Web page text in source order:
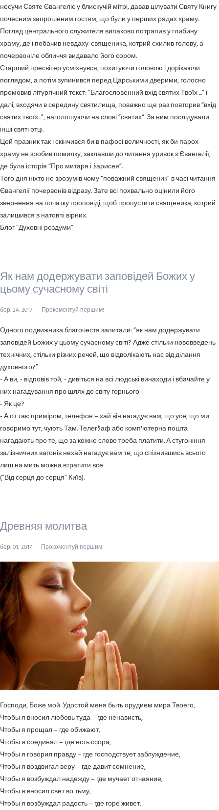
несучи Святе Євангеліє у блискучій мітрі, давав цілувати Святу Книгу
почесним запрошеним гостям, що були у перших рядах храму.
Погляд центрального служителя випаково потрапив у глибину
храму, де і побачив невдаху-священика, котрий схилив голову, а
почервоніле обличчя видавало його сором.
Старший пресвітер усміхнувся, похитуючи головою і дорікаючи
поглядом, а потім зупинився перед Царськими дверими, голосно
промовив літургічний текст: “Благословенний вхід святих Твоїх ...” і
далі, входячи в середину святилища, поважно ще раз повторив “вхід
святих твоїх...”, наголошуючи на слові “святих“. За ним послідували
інші святі отці.
Цей празник так і скінчився би в пафосі величності, як би парох
храму не зробив помилку, заклавши до читання уривок з Євангелії,
де була історія “Про митаря і ﾄарисея”.
Того дня ніхто не зрозумів чому “поважний священик” в часі читання
Євангелії почервонів відразу. Зате всі похвально оцінили його
звернення на початку проповіді, щоб пропустити священика, котрий
залишився в натовпі вірних.
Блог “Духовні роздуми”
Як нам додержувати заповідей Божих у
цьому сучасному світі
бер. 24, 2017 Прокоментуй першим!
Одного подвижника благочестя запитали: “як нам додержувати
заповідей Божих у цьому сучасному світі? Адже стільки нововведень
технічних, стільки різних речей, що відволікають нас від ділання
духовного?”
- А ви, - відповів той, - дивіться на всі людські винаходи і вбачайте у
них нагадування про шлях до світу горнього.
- Як це?
- А от так: приміром, телефон – хай він нагадує вам, що усе, що ми
говоримо тут, чують Там. Телегﾀаф або комп'ютерна пошта
нагадають про те, що за кожне слово треба платити. А стугоніння
залізничних вагонів нехай нагадує вам те, що спізнившись всього
лиш на мить можна втратити все
(“Від серця до серця” Київ).
Древняя молитва
бер. 01, 2017 Прокоментуй першим!
Господи, Боже мой. Удостой меня быть орудием мира Твоего,
Чтобы я вносил любовь туда – где ненависть,
Чтобы я прощал – где обижают,
Чтобы я соединял – где есть ссора,
Чтобы я говорил правду – где господствует заблуждение,
Чтобы я воздвигал веру – где давит сомнение,
Чтобы я возбуждал надежду – где мучает отчаяние,
Чтобы я вносил свет во тьму,
Чтобы я возбуждал радость – где горе живет.